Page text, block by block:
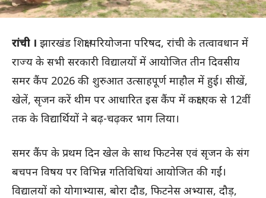
रांची । झारखंड शिक्षा परियोजना परिषद, रांची के तत्वावधान में
राज्य के सभी सरकारी विद्यालयों में आयोजित तीन दिवसीय
समर कैंप 2026 की शुरुआत उत्साहपूर्ण माहौल में हुई। सीखें,
खेलें, सृजन करें थीम पर आधारित इस कैंप में कक्षा एक से 12वीं
तक के विद्यार्थियों ने बढ़-चढ़कर भाग लिया।
समर कैंप के प्रथम दिन खेल के साथ फिटनेस एवं सृजन के संग
बचपन विषय पर विभिन्न गतिविधियां आयोजित की गईं।
विद्यालयों को योगाभ्यास, बोरा दौड, फिटनेस अभ्यास, दौड़,